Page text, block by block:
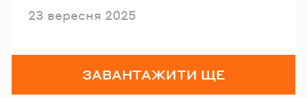
Опубліковано
23 вересня 2025
ЗАВАНТАЖИТИ ЩЕ